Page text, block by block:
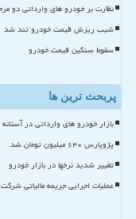
نظارت بر خودرو های وارداتی دو
شیب ریزش قیمت خودرو تند شد
سقوط سنگین قیمت خودرو
پربحث ترین ها
بازار خودرو های وارداتی در
پژوپارس ۶۴۰ میلیون تومان شد
تغییر شدید نرخها در بازار خودرو
عملیات اجرایی جریمه مالیاتی